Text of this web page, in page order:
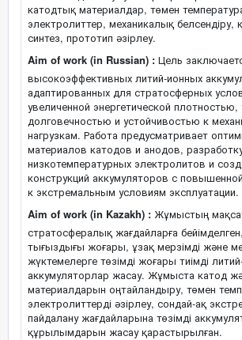
катодтық материалдар, төмен
электролиттер, механикалық белсендіру,
синтез, прототип әзірлеу.
Aim of work (in Russian) : Цель
высокоэффективных литий-ионных
адаптированных для стратосферных
увеличенной энергетической
долговечностью и устойчивостью к
нагрузкам. Работа предусматривает
материалов катодов и анодов,
низкотемпературных электролитов и
конструкций аккумуляторов с
к экстремальным условиям эксплуатации.
Aim of work (in Kazakh) : Жұмыстың
стратосфералық жағдайларға
тығыздығы жоғары, ұзақ мерзімді және
жүктемелерге төзімді жоғары тиімді
аккумуляторлар жасау. Жұмыста катод
материалдарын оңтайландыру, төмен
электролиттерді әзірлеу, сондай-ақ
пайдалану жағдайларына төзімді
құрылымдарын жасау қарастырылған.